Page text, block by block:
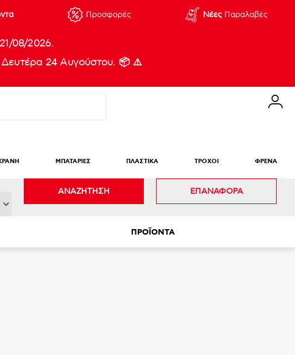
Προσφορές ΝέεςΠαραλαβές
08/2026.
Δευτέρα 24 Αυγούστου. 📦 ⚠️
ΜΠΑΤΑΡΙΕΣ ΠΛΑΣΤΙΚΑ ΤΡΟΧΟΙ ΦΡΕΝΑ
ΑΝΑΖΗΤΗΣΗ ΕΠΑΝΑΦΟΡΑ
ΠΡΟΪΟΝΤΑ